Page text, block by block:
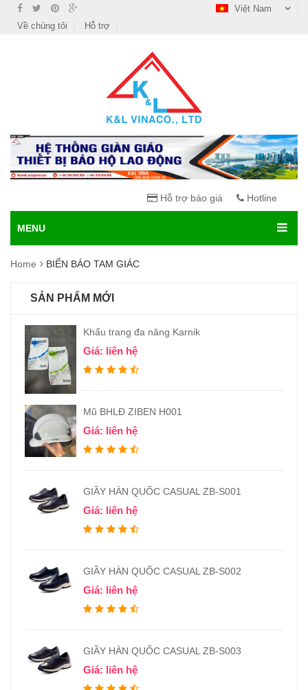
Việt Nam
Về chúng tôi
Hỗ trợ
Hỗ trợ báo giá Hotline
MENU
Home BIỂN BÁO TAM GIÁC
SẢN PHẨM MỚI
Khẩu trang đa năng Karnik
Giá: liên hệ
Mũ BHLĐ ZIBEN H001
Giá: liên hệ
GIẦY HÀN QUỐC CASUAL ZB-S001
Giá: liên hệ
GIẦY HÀN QUỐC CASUAL ZB-S002
Giá: liên hệ
GIẦY HÀN QUỐC CASUAL ZB-S003
Giá: liên hệ